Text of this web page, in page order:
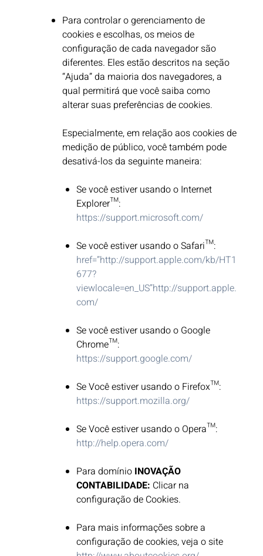
Para controlar o gerenciamento de
cookies e escolhas, os meios de
configuração de cada navegador são
diferentes. Eles estão descritos na seção
“Ajuda” da maioria dos navegadores, a
qual permitirá que você saiba como
alterar suas preferências de cookies.
Especialmente, em relação aos cookies de
medição de público, você também pode
desativá-los da seguinte maneira: ​
Se você estiver usando o Internet
Explorer™:
https://support.microsoft.com/
Se você estiver usando o Safari™:
href=”http://support.apple.com/kb/HT1
677?
viewlocale=en_US”http://support.apple.
com/
Se você estiver usando o Google
Chrome™:
https://support.google.com/
Se Você estiver usando o Firefox™:
https://support.mozilla.org/
Se Você estiver usando o Opera™:
http://help.opera.com/
Para domínio INOVAÇÃO
CONTABILIDADE: Clicar na
configuração de Cookies.
Para mais informações sobre a
configuração de cookies, veja o site